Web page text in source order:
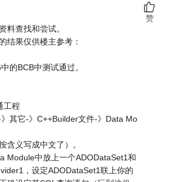
料查找和尝试。
结果仅供楼主参考：
的BCB中测试通过。
工程
其它-》C++Builder文件-》Data Mo
含义写成中文了）。
Module中放上一个ADODataSet1和
，设定ADODataSet1联上你的
赞